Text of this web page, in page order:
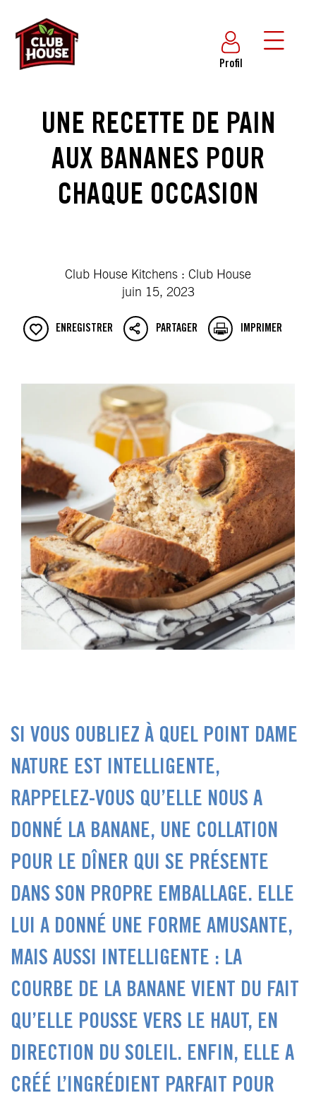
Profil
UNE RECETTE DE PAIN
AUX BANANES POUR
CHAQUE OCCASION
Club House Kitchens : Club House
juin 15, 2023
ENREGISTRER PARTAGER IMPRIMER
SI VOUS OUBLIEZ À QUEL POINT DAME
NATURE EST INTELLIGENTE,
RAPPELEZ-VOUS QU’ELLE NOUS A
DONNÉ LA BANANE, UNE COLLATION
POUR LE DÎNER QUI SE PRÉSENTE
DANS SON PROPRE EMBALLAGE. ELLE
LUI A DONNÉ UNE FORME AMUSANTE,
MAIS AUSSI INTELLIGENTE : LA
COURBE DE LA BANANE VIENT DU FAIT
QU’ELLE POUSSE VERS LE HAUT, EN
DIRECTION DU SOLEIL. ENFIN, ELLE A
CRÉÉ L’INGRÉDIENT PARFAIT POUR